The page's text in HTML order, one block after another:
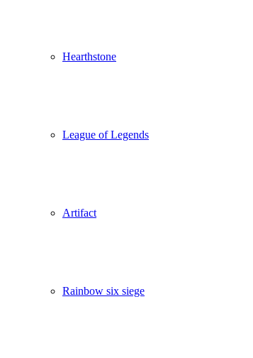
Hearthstone
League of Legends
Artifact
Rainbow six siege